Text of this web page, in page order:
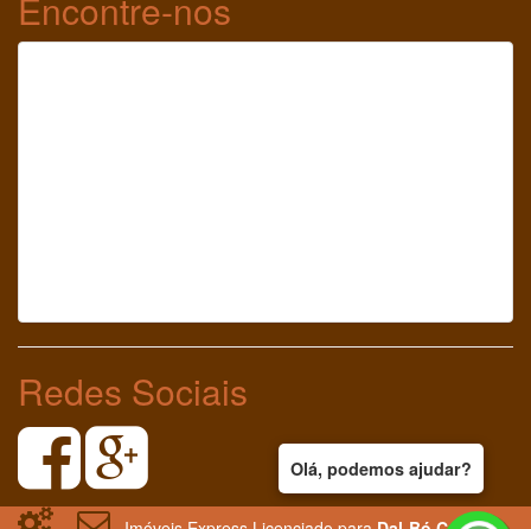
Redes Sociais
Olá, podemos ajudar?